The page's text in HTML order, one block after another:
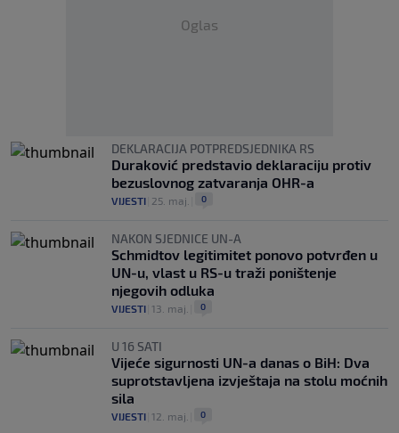
Oglas
DEKLARACIJA POTPREDSJEDNIKA RS
Duraković predstavio deklaraciju protiv
bezuslovnog zatvaranja OHR-a
VIJESTI 25. maj. 0
NAKON SJEDNICE UN-A
Schmidtov legitimitet ponovo potvrđen u
UN-u, vlast u RS-u traži poništenje
njegovih odluka
VIJESTI 13. maj. 0
U 16 SATI
Vijeće sigurnosti UN-a danas o BiH: Dva
suprotstavljena izvještaja na stolu moćnih
sila
VIJESTI 12. maj. 0